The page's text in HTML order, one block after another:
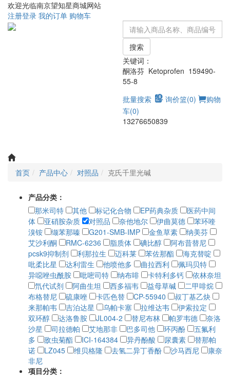
欢迎光临南京望知星商城网站
注册登录 我的订单 购物车
搜索
关键词：
酮洛芬 Ketoprofen 159490-
55-8
批量搜索
询价篮(0)
购物
车(0)
13276650839
首页 产品中心 对照品 克氏千里光碱
产品分类：
那米司特
其他 标记化合物 EP药典杂质
医药中间
体
亚硝胺杂质 对照品 奈他地尔 伊曲莫德
苯环喹
溴铵
缬苯那嗪 G201-SMB-IMP 金鱼草素
纳美芬
艾沙利酮
RMC-6236 脂质体 碘比醇
阿布昔替尼
pcsk9抑制剂
利那拉生 迈科莱 苯佐那酯
海克替啶
吡柔比星
达利雷生 他喷他多 曲拉西利
佩玛贝特
异噁唑虫酰胺
吡嘧司特 纳布啡 卡特利多钙
依林奈坦
氘代试剂
阿曲生坦 西多福韦 益母草碱
二甲啡烷
布格替尼
硫康唑 卡匹色替 CP-55940
叔丁基乙炔
来那帕韦
吉泊达星 乌帕卡塞 拉维达韦
伊索拉定
双环醇
达洛鲁胺 JL004-2 替尼布林 帕罗韦德
奈洛
沙星
司拉德帕 艾地那非 巴多司他 环丙酚
五氟利
多
敌虫菊酯 ICI-164384 异丹酚酸 尿囊素
替那帕
诺
LZ045 维贝格隆 去氢二异丁香酚 沙马西尼
康奈
非尼
项目分类：